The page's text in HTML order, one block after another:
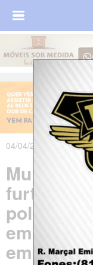
04/04/2025 às
Mulher é
furtado
polícia
em